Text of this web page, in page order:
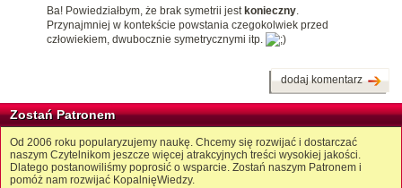
Ba! Powiedziałbym, że brak symetrii jest konieczny.
Przynajmniej w kontekście powstania czegokolwiek przed
człowiekiem, dwubocznie symetrycznymi itp.
dodaj komentarz
Zostań Patronem
Od 2006 roku popularyzujemy naukę. Chcemy się rozwijać i dostarczać
naszym Czytelnikom jeszcze więcej atrakcyjnych treści wysokiej jakości.
Dlatego postanowiliśmy poprosić o wsparcie. Zostań naszym Patronem i
pomóż nam rozwijać KopalnięWiedzy.